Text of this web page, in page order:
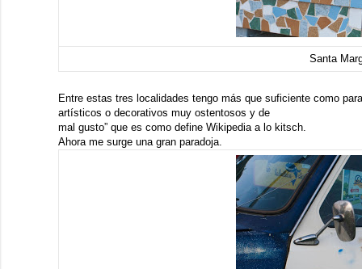
Santa
Entre estas tres localidades tengo más que suficiente como
artísticos o decorativos muy ostentosos y de
mal gusto” que es como define Wikipedia a lo kitsch.
Ahora me surge una gran paradoja.